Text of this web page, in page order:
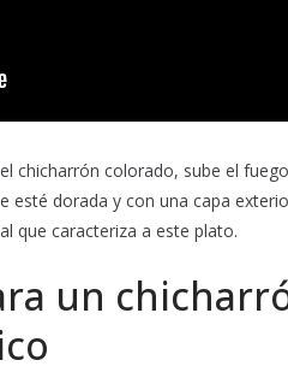
chicharrón colorado, sube el
esté dorada y con una capa
que caracteriza a este plato.
un